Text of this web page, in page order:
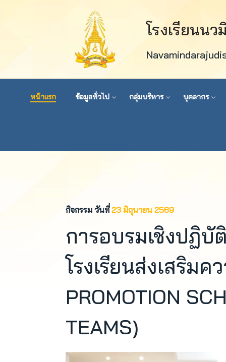
โรงเรียนน
หน้าแรก ข้อมูลทั่วไป กลุ่มบริหาร บุคลากร
กิจกรรม วันที่23 มิถุนายน 2569
การอบรมเชิงปฏิ
โรงเรียนส่งเสริม
PROMOTION
TEAMS)